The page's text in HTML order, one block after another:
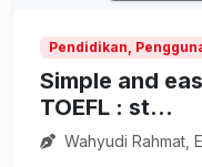
Pendidikan,
Simple and
TOEFL : st...
Wahyudi Rahmat,